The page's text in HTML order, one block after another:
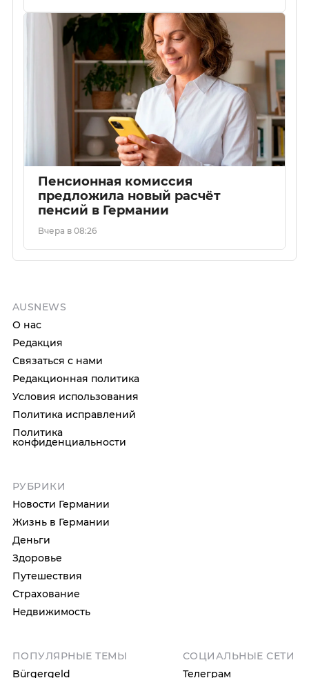
Пенсионная комиссия
предложила новый расчёт
пенсий в Германии
Вчера в 08:26
AUSNEWS
О нас
Редакция
Связаться с нами
Редакционная политика
Условия использования
Политика исправлений
Политика
конфиденциальности
РУБРИКИ
Новости Германии
Жизнь в Германии
Деньги
Здоровье
Путешествия
Страхование
Недвижимость
ПОПУЛЯРНЫЕ ТЕМЫ
Bürgergeld
СОЦИАЛЬНЫЕ СЕТИ
Телеграм